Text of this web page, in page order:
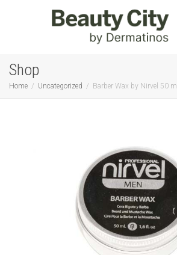
Shop
Home Uncategorized Barber Wax by Nirvel 50 ml